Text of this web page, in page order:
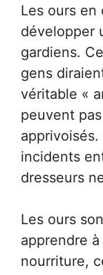
Les ours
développer
gardiens.
gens
véritable «
peuvent
incidents
dresseurs
Les ours
apprendre
nourriture,